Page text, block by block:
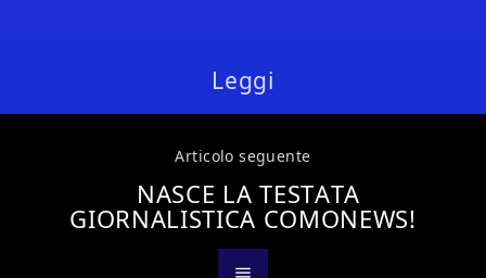
Leggi
Articolo seguente
NASCE LA TESTATA
GIORNALISTICA COMONEWS!